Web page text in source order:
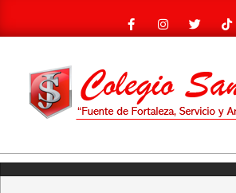
al
COLEGIO
SAN
Menú